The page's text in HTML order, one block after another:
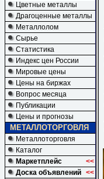
Цветные металлы
Драгоценные металлы
Металлолом
Сырье
Статистика
Индекс цен России
Мировые цены
Цены на биржах
Вопрос месяца
Публикации
Цены и прогнозы
МЕТАЛЛОТОРГОВЛЯ
Металлоторговля
Каталог
Маркетплейс
<<
Доска объявлений <<